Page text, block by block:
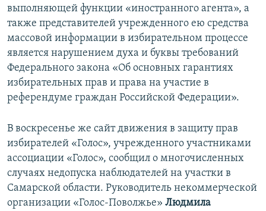
выполняющей функции «иностранного агента», а
также представителей учрежденного ею средства
массовой информации в избирательном процессе
является нарушением духа и буквы требований
Федерального закона «Об основных гарантиях
избирательных прав и права на участие в
референдуме граждан Российской Федерации».
В воскресенье же сайт движения в защиту прав
избирателей «Голос», учрежденного участниками
ассоциации «Голос», сообщил о многочисленных
случаях недопуска наблюдателей на участки в
Самарской области. Руководитель некоммерческой
организации «Голос-Поволжье» Людмила